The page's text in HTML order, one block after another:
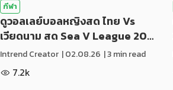
กีฬา
ดูวอลเลย์บอลหญิงสด ไทย Vs
เวียดนาม สด Sea V League 20…
Intrend Creator |02.08.26 | 3 min read
7.2k